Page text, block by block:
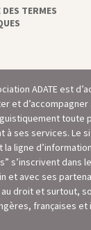
DES TERMES
ADATE est
et
toute
à ses services. Le
la ligne
s’inscrivent dans
et avec ses
au droit et surtout,
françaises et